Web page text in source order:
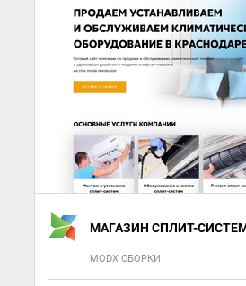
МАГАЗИН СПЛИТ-СИСТЕМ
MODX СБОРКИ